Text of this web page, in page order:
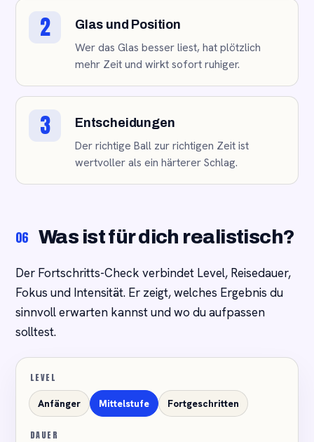
2 Glas und Position
Wer das Glas besser liest, hat plötzlich
mehr Zeit und wirkt sofort ruhiger.
3 Entscheidungen
Der richtige Ball zur richtigen Zeit ist
wertvoller als ein härterer Schlag.
06 Was ist für dich realistisch?
Der Fortschritts-Check verbindet Level, Reisedauer,
Fokus und Intensität. Er zeigt, welches Ergebnis du
sinnvoll erwarten kannst und wo du aufpassen
solltest.
LEVEL
Anfänger Mittelstufe Fortgeschritten
DAUER